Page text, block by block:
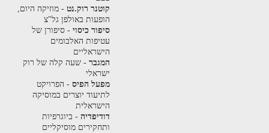
קוטנר רוק.נט- מוזיקה היום,
הופעות באולפן גל"צ
סיפור כיסוי- סיפורן של
עטיפות האלבומים
הישראליים
המגבר- שעה קלה של רוק
ישראלי
מפעל הפיס- הפרויקט
לתיעוד יוצרים במוסיקה
הישראלית
דודיפדיה- ביוגרפיות
ותחקירים מוסיקליים